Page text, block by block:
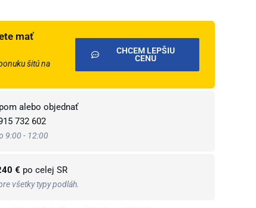
mať
šitú na
CHCEM LEPŠIU
CENU
alebo objednať
732 602
9:00 - 12:00
€ po celej SR
všetky typy podláh.